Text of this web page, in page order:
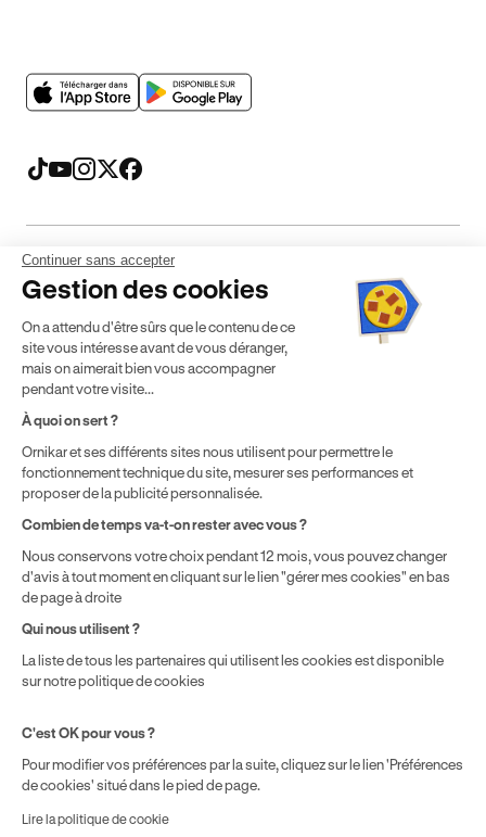
Mentions légales CGV CGU Politique de confidentialité
* Détail des conditions de nos offres
localisation géographique et du type de formules que vous
achetez comme détaillé dans nosConditions Générales de
Vente.
Continuer sans accepter
Gestion des cookies
On a attendu d'être sûrs que le contenu de ce
site vous intéresse avant de vous déranger,
mais on aimerait bien vous accompagner
pendant votre visite...
À quoi on sert ?
Ornikar et ses différents sites nous utilisent pour permettre le
fonctionnement technique du site, mesurer ses performances et
proposer de la publicité personnalisée.
Combien de temps va-t-on rester avec vous ?
Nous conservons votre choix pendant 12 mois, vous pouvez changer
d'avis à tout moment en cliquant sur le lien "gérer mes cookies" en bas
de page à droite
Qui nous utilisent ?
La liste de tous les partenaires qui utilisent les cookies est disponible
sur notre politique de cookies
C'est OK pour vous ?
Pour modifier vos préférences par la suite, cliquez sur le lien 'Préférences
de cookies' situé dans le pied de page.
Lire la politique de cookie